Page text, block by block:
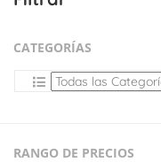
CATEGORÍAS
RANGO DE PRECIOS